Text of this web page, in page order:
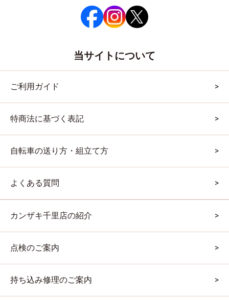
当サイトについて
ご利用ガイド
特商法に基づく表記
自転車の送り方・組立て方
よくある質問
カンザキ千里店の紹介
点検のご案内
持ち込み修理のご案内